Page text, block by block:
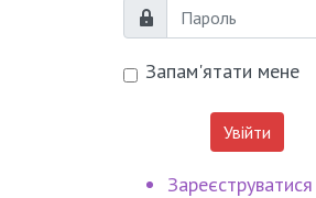
Пароль
Запам'ятати мене
Увійти
Зареєструватися